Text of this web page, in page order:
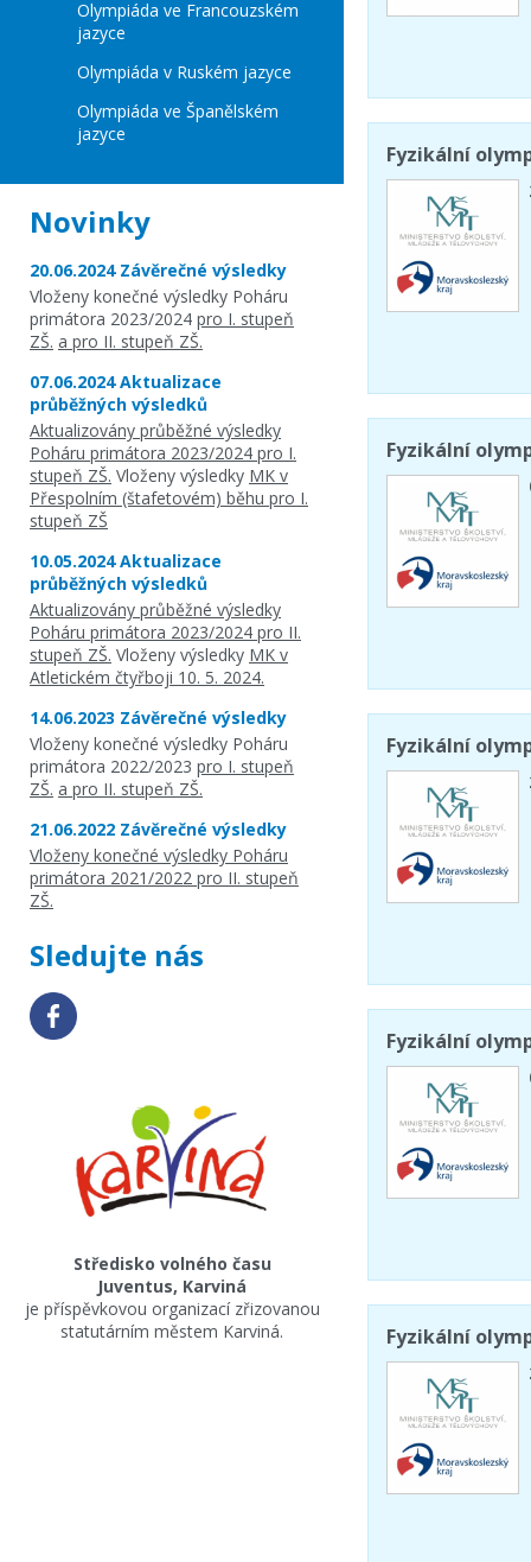
Olympiáda ve Francouzském
jazyce
Olympiáda v Ruském jazyce
Olympiáda ve Španělském
jazyce
Novinky
20.06.2024 Závěrečné výsledky
Vloženy konečné výsledky Poháru
primátora 2023/2024 pro I. stupeň
ZŠ. a pro II. stupeň ZŠ.
07.06.2024 Aktualizace
průběžných výsledků
Aktualizovány průběžné výsledky
Poháru primátora 2023/2024 pro I.
stupeň ZŠ. Vloženy výsledky MK v
Přespolním (štafetovém) běhu pro I.
stupeň ZŠ
10.05.2024 Aktualizace
průběžných výsledků
Aktualizovány průběžné výsledky
Poháru primátora 2023/2024 pro II.
stupeň ZŠ. Vloženy výsledky MK v
Atletickém čtyřboji 10. 5. 2024.
14.06.2023 Závěrečné výsledky
Vloženy konečné výsledky Poháru
primátora 2022/2023 pro I. stupeň
ZŠ. a pro II. stupeň ZŠ.
21.06.2022 Závěrečné výsledky
Vloženy konečné výsledky Poháru
primátora 2021/2022 pro II. stupeň
ZŠ.
Sledujte nás
Středisko volného času
Juventus, Karviná
je příspěvkovou organizací zřizovanou
statutárním městem Karviná.
Fyzikální
Fyzikální
Fyzikální
Fyzikální
Fyzikální